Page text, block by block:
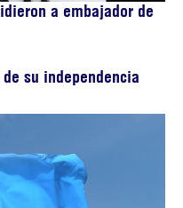
a embajador de
su independencia